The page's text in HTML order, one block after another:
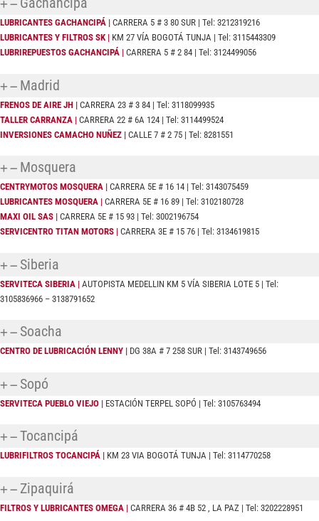
LUBRICANTES GACHANCIPÁ | CARRERA 5 # 3 80 SUR | Tel: 3212319216
LUBRICANTES Y FILTROS SK | KM 27 VÍA BOGOTÁ TUNJA | Tel: 3115443309
LUBRIREPUESTOS GACHANCIPÁ | CARRERA 5 # 2 84 | Tel: 3124499056
Madrid
FRENOS DE AIRE JH | CARRERA 23 # 3 84 | Tel: 3118099935
TALLER CARRANZA | CARRERA 22 # 6A 124 | Tel: 3114499524
INVERSIONES CAMACHO NUÑEZ | CALLE 7 # 2 75 | Tel: 8281551
Mosquera
CENTRYMOTOS MOSQUERA | CARRERA 5E # 16 14 | Tel: 3143075459
LUBRICANTES MOSQUERA | CARRERA 5E # 16 89 | Tel: 3102180728
MAXI OIL SAS | CARRERA 5E # 15 93 | Tel: 3002196754
SERVICENTRO TITAN MOTORS | CARRERA 3E # 15 76 | Tel: 3134619815
Siberia
SERVITECA SIBERIA | AUTOPISTA MEDELLIN KM 5 VÍA SIBERIA LOTE 5 | Tel:
3105836966 – 3138791652
Soacha
CENTRO DE LUBRICACIÓN LENNY | DG 38A # 7 258 SUR | Tel: 3143749656
Sopó
SERVITECA PUEBLO VIEJO | ESTACIÓN TERPEL SOPÓ | Tel: 3105763494
Tocancipá
LUBRIFILTROS TOCANCIPÁ | KM 23 VIA BOGOTÁ TUNJA | Tel: 3114770258
Zipaquirá
FILTROS Y LUBRICANTES OMEGA | CARRERA 36 # 4B 52 , LA PAZ | Tel: 3202228951